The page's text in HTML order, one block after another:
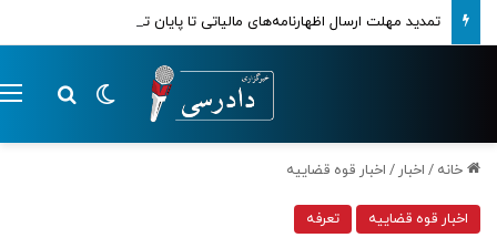
تمدید مهلت ارسال اظهارنامه‌های مالیاتی تا پایان تابستان 1405
تغییر پوسته
خانه / اخبار / اخبار قوه قضاییه
اخبار قوه قضاییه تعرفه